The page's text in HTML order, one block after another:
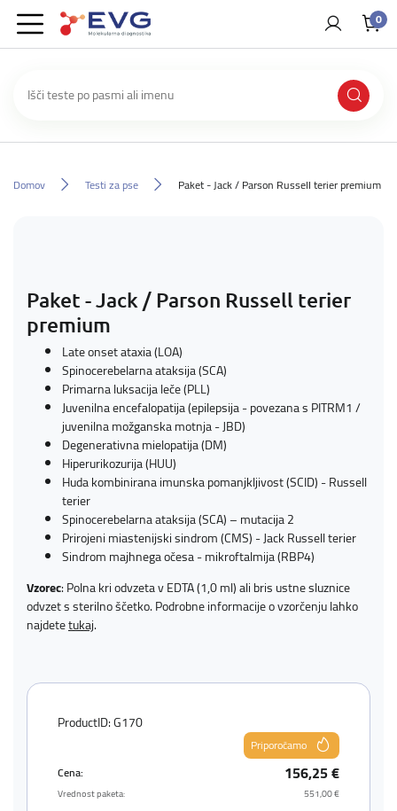
0
Domov Testi za pse Paket - Jack / Parson Russell terier premium
Paket - Jack / Parson Russell terier
premium
Late onset ataxia (LOA)
Spinocerebelarna ataksija (SCA)
Primarna luksacija leče (PLL)
Juvenilna encefalopatija (epilepsija - povezana s PITRM1 /
juvenilna možganska motnja - JBD)
Degenerativna mielopatija (DM)
Hiperurikozurija (HUU)
Huda kombinirana imunska pomanjkljivost (SCID) - Russell
terier
Spinocerebelarna ataksija (SCA) – mutacija 2
Prirojeni miastenijski sindrom (CMS) - Jack Russell terier
Sindrom majhnega očesa - mikroftalmija (RBP4)
Vzorec: Polna kri odvzeta v EDTA (1,0 ml) ali bris ustne sluznice
odvzet s sterilno ščetko. Podrobne informacije o vzorčenju lahko
najdetetukaj.
ProductID: G170
Priporočamo
Cena:
156,25 €
Vrednost paketa: 551,00 €